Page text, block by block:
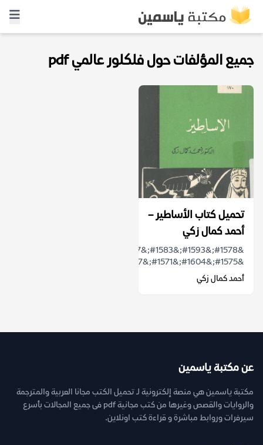
جميع المؤلفات حول فلكلور عالمي pdf
تحميل كتاب الأساطير –
أحمد كمال زكي
&#1575;&#1604;&#1571;&#1587;&#1591;&#1608;&#1585;&#...
أحمد كمال زكي
عن مكتبة ياسمين
مكتبة ياسمين هي منصة إلكترونية لـ تحميل الكتب مجانا العربية والمترجمة
والروايات والقصص وغيرها من كتب مجانية pdf فى جميع المجالات بأسرع
سيرفرات وروابط مباشرة و قراءة كتب اونلاين.